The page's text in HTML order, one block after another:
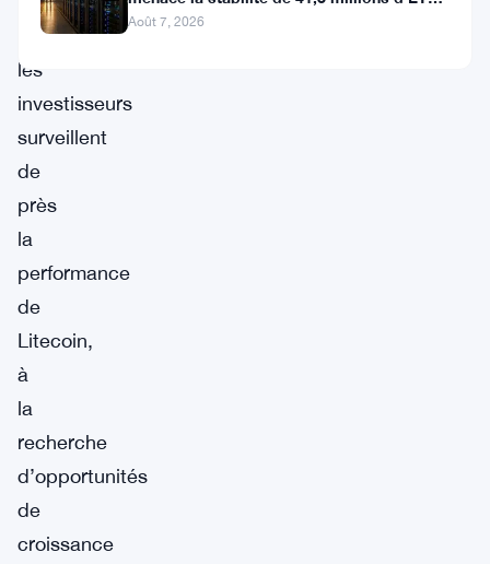
halving,
les
investisseurs
surveillent
de
près
la
performance
de
Litecoin,
à
la
recherche
d’opportunités
de
croissance
stakés et de la DeFi
Août 7, 2026